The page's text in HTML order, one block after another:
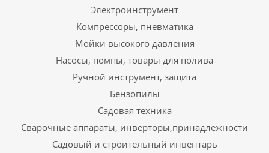
Электроинструмент
Компрессоры, пневматика
Мойки высокого давления
Насосы, помпы, товары для полива
Ручной инструмент, защита
Бензопилы
Садовая техника
Сварочные аппараты, инверторы,принадлежности
Садовый и строительный инвентарь